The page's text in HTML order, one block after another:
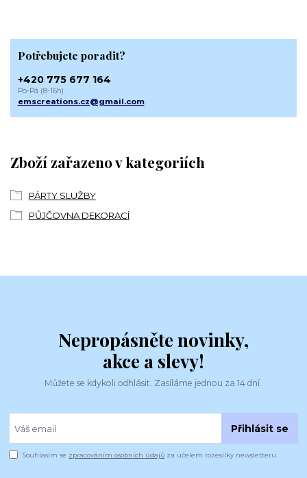
Zboží zařazeno v kategoriích
PÁRTY SLUŽBY
PŮJČOVNA DEKORACÍ
Potřebujete poradit?
+420 775 677 164
Po-Pá (8-16h)
emscreations.cz@gmail.com
Nepropásněte novinky,
akce a slevy!
Můžete se kdykoli odhlásit. Zasíláme jednou za 14 dní.
Přihlásit se
Souhlasím se zpracováním osobních údajů za účelem rozesílky newsletteru.